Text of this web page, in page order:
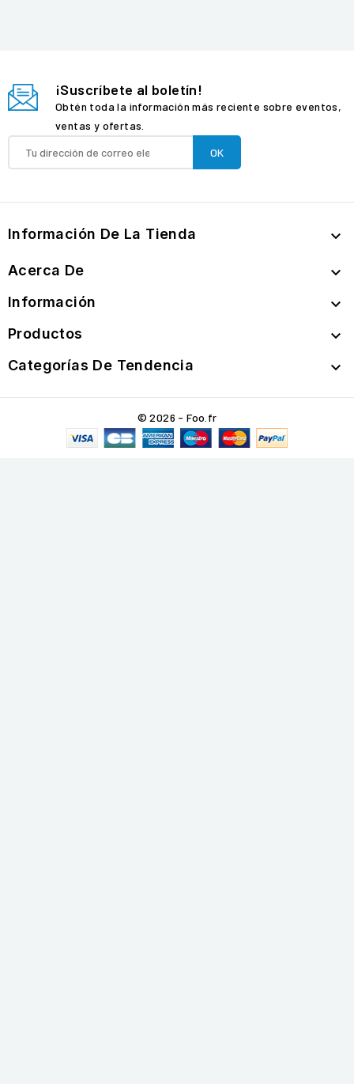
¡Suscríbete al boletín!
Obtén toda la información más reciente sobre eventos,
ventas y ofertas.
Información De La Tienda 
Acerca De 
Información 
Productos 
Categorías De Tendencia 
© 2026 - Foo.fr